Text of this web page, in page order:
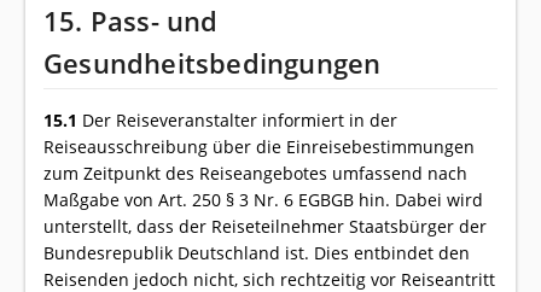
15. Pass- und
Gesundheitsbedingungen
15.1 Der Reiseveranstalter informiert in der
Reiseausschreibung über die Einreisebestimmungen
zum Zeitpunkt des Reiseangebotes umfassend nach
Maßgabe von Art. 250 § 3 Nr. 6 EGBGB hin. Dabei wird
unterstellt, dass der Reiseteilnehmer Staatsbürger der
Bundesrepublik Deutschland ist. Dies entbindet den
Reisenden jedoch nicht, sich rechtzeitig vor Reiseantritt